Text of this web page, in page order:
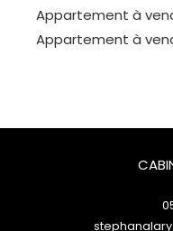
Appartement à
Appartement à